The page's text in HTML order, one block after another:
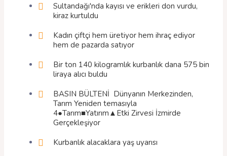
Sultandağı'nda kayısı ve erikleri don vurdu,
kiraz kurtuldu
Kadın çiftçi hem üretiyor hem ihraç ediyor
hem de pazarda satıyor
Bir ton 140 kilogramlık kurbanlık dana 575 bin
liraya alıcı buldu
BASIN BÜLTENİ  Dünyanın Merkezinden,
Tarım Yeniden temasıyla
4●Tarım■Yatırım▲Etki Zirvesi İzmirde
Gerçekleşiyor
Kurbanlık alacaklara yaş uyarısı